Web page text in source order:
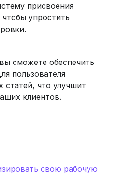
присвоения
упростить
пользователя
статей, что улучшит
клиентов.
свою рабочую